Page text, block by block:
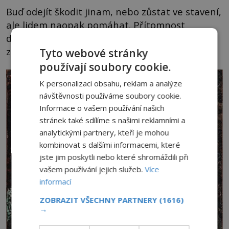
Buď odejít škodit jinam, nebo zůstat ve stavení,
ale lidem naopak pomáhat. Přítomnost
démona v domě se měla projevovat různými
způsoby.Tyto webové stránky
používají soubory cookie.
K personalizaci obsahu, reklam a analýze
návštěvnosti používáme soubory cookie.
Informace o vašem používání našich
stránek také sdílíme s našimi reklamními a
analytickými partnery, kteří je mohou
kombinovat s dalšími informacemi, které
jste jim poskytli nebo které shromáždili při
vašem používání jejich služeb.Více
informací
ZOBRAZIT VŠECHNY PARTNERY (1616)
→